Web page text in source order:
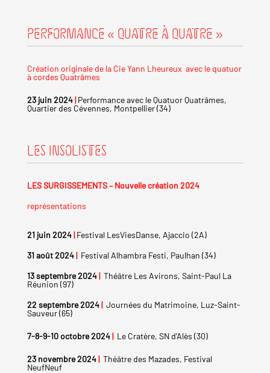
PERFORMANCE « QUATRE À QUATRE »
Création originale de la Cie Yann Lheureux avec le quatuor
à cordes Quatrâmes
23 juin 2024| Performanceavec le Quatuor Quatrâmes,
Quartier des Cévennes, Montpellier (34)
LES INSOLISTES
LES SURGISSEMENTS – Nouvelle création 2024
représentations
21 juin 2024| Festival LesViesDanse, Ajaccio (2A)
31 août 2024|Festival Alhambra Festi, Paulhan (34)
13 septembre 2024|Théâtre Les Avirons, Saint-Paul La
Réunion (97)
22 septembre 2024|Journées du Matrimoine, Luz-Saint-
Sauveur (65)
7-8-9-10 octobre 2024|Le Cratère, SN d’Alès (30)
23 novembre 2024|Théâtre des Mazades, Festival
NeufNeuf